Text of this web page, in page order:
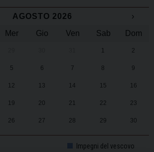
AGOSTO 2026
›
Mer Gio Ven Sab Dom
1 2
5 6 7 8 9
12 13 14 15 16
19 20 21 22 23
26 27 28 29 30
2 3 4 5 6
Impegni del vescovo